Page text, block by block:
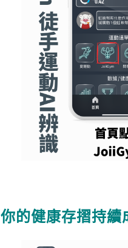
你的健康存摺持續